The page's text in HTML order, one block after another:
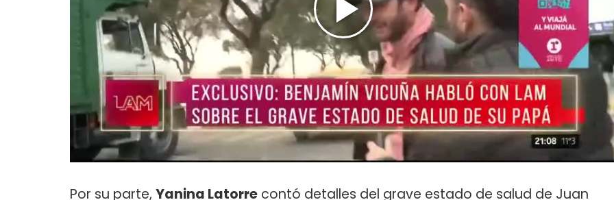
Por su parte, Yanina Latorre contó detalles del grave estado de salud de Juan